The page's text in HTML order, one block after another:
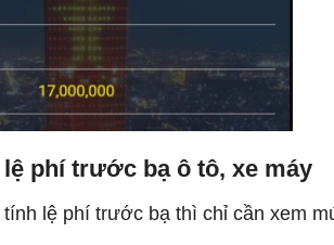
phí trước bạ ô tô, xe máy
tính lệ phí trước bạ thì chỉ cần xem